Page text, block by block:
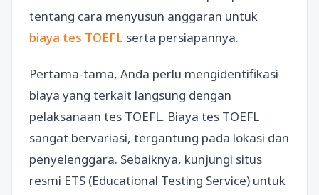
tentang cara menyusun anggaran untuk
biaya tes TOEFL serta persiapannya.
Pertama-tama, Anda perlu mengidentifikasi
biaya yang terkait langsung dengan
pelaksanaan tes TOEFL. Biaya tes TOEFL
sangat bervariasi, tergantung pada lokasi dan
penyelenggara. Sebaiknya, kunjungi situs
resmi ETS (Educational Testing Service) untuk